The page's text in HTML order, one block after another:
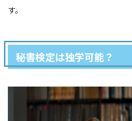
す。
秘書検定は独学可能？